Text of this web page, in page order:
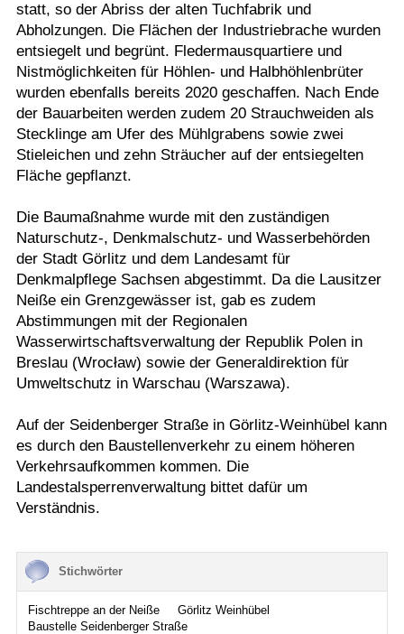
statt, so der Abriss der alten Tuchfabrik und
Abholzungen. Die Flächen der Industriebrache wurden
entsiegelt und begrünt. Fledermausquartiere und
Nistmöglichkeiten für Höhlen- und Halbhöhlenbrüter
wurden ebenfalls bereits 2020 geschaffen. Nach Ende
der Bauarbeiten werden zudem 20 Strauchweiden als
Stecklinge am Ufer des Mühlgrabens sowie zwei
Stieleichen und zehn Sträucher auf der entsiegelten
Fläche gepflanzt.
Die Baumaßnahme wurde mit den zuständigen
Naturschutz-, Denkmalschutz- und Wasserbehörden
der Stadt Görlitz und dem Landesamt für
Denkmalpflege Sachsen abgestimmt. Da die Lausitzer
Neiße ein Grenzgewässer ist, gab es zudem
Abstimmungen mit der Regionalen
Wasserwirtschaftsverwaltung der Republik Polen in
Breslau (Wrocław) sowie der Generaldirektion für
Umweltschutz in Warschau (Warszawa).
Auf der Seidenberger Straße in Görlitz-Weinhübel kann
es durch den Baustellenverkehr zu einem höheren
Verkehrsaufkommen kommen. Die
Landestalsperrenverwaltung bittet dafür um
Verständnis.
Stichwörter
Fischtreppe an der Neiße
Görlitz Weinhübel
Baustelle Seidenberger Straße